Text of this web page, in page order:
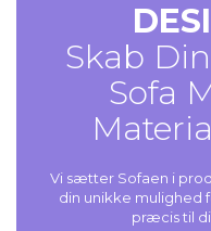
Skab
Sofa
Vi sætter Sofaen i
din unikke mulighed
præcis til